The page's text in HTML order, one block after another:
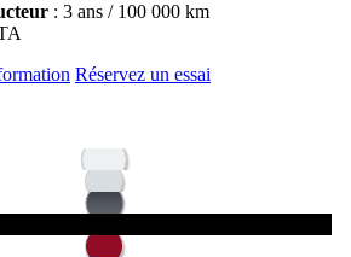
: 3 ans / 100 000 km
Réservez un essai